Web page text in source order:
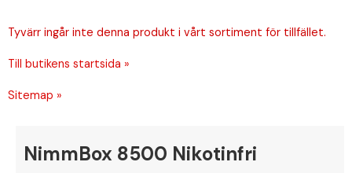
Tyvärr ingår inte denna produkt i vårt sortiment för tillfället.
Till butikens startsida »
Sitemap »
NimmBox 8500 Nikotinfri